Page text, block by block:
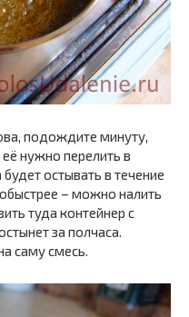
подождите минуту,
нужно перелить в
остывать в течение
– можно налить
туда контейнер с
за полчаса.
саму смесь.